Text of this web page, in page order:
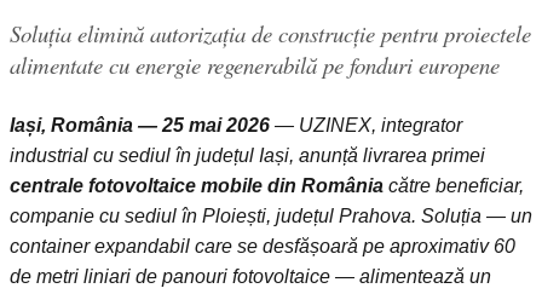
Soluția elimină autorizația de construcție pentru proiectele
alimentate cu energie regenerabilă pe fonduri europene
Iași, România — 25 mai 2026 — UZINEX, integrator
industrial cu sediul în județul Iași, anunță livrarea primei
centrale fotovoltaice mobile din România către beneficiar,
companie cu sediul în Ploiești, județul Prahova. Soluția — un
container expandabil care se desfășoară pe aproximativ 60
de metri liniari de panouri fotovoltaice — alimentează un